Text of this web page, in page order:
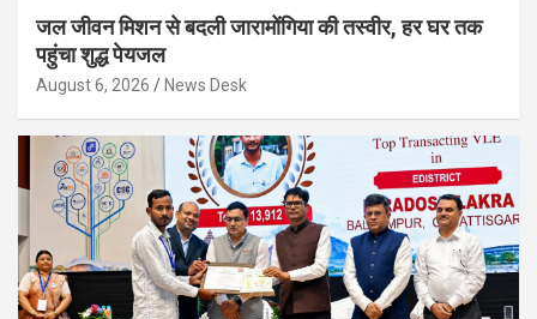
जल जीवन मिशन से बदली जारामोंगिया की तस्वीर, हर घर तक
पहुंचा शुद्ध पेयजल
August 6, 2026 News Desk